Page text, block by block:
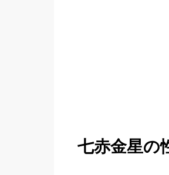
七赤金星の